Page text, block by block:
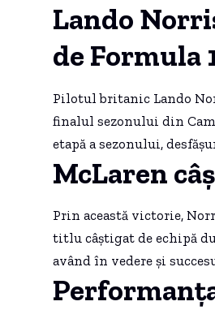
Lando
de Formula
Pilotul britanic Lando
finalul sezonului din
etapă a sezonului,
McLaren
Prin această victorie,
titlu câștigat de echipă
având în vedere și